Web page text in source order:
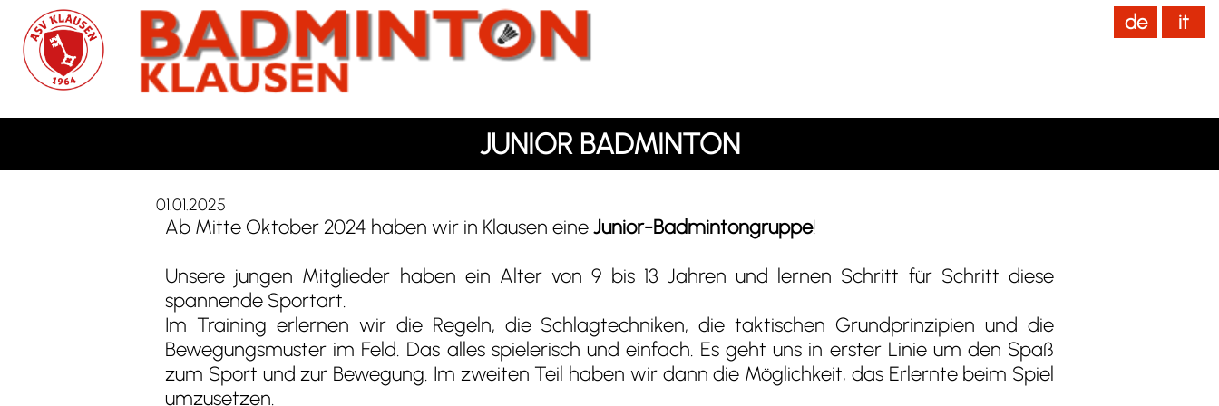
[ IT ]
Home it
de
JUNIOR BADMINTON
01.01.2025
Ab Mitte Oktober 2024 haben wir in Klausen eineJunior-Badmintongruppe!
Unsere jungen Mitglieder haben ein Alter von 9 bis 13 Jahren und lernen Schritt für Schritt diese
spannende Sportart.
Im Training erlernen wir die Regeln, die Schlagtechniken, die taktischen Grundprinzipien und die
Bewegungsmuster im Feld. Das alles spielerisch und einfach. Es geht uns in erster Linie um den Spaß
zum Sport und zur Bewegung. Im zweiten Teil haben wir dann die Möglichkeit, das Erlernte beim Spiel
umzusetzen.